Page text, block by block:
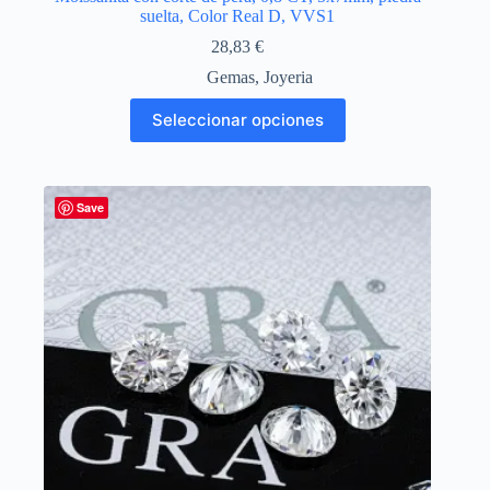
suelta, Color Real D, VVS1
28,83€
Gemas, Joyeria
Seleccionar opciones
producto
tiene
variantes.
se
pueden
elegir
en
la
página
de
producto
Save